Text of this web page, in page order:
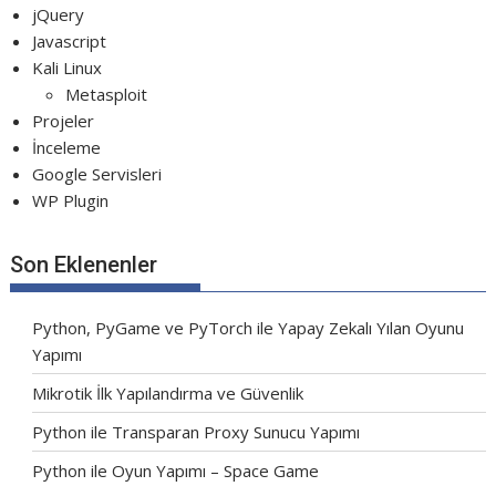
jQuery
Javascript
Kali Linux
Metasploit
Projeler
İnceleme
Google Servisleri
WP Plugin
Son Eklenenler
Python, PyGame ve PyTorch ile Yapay Zekalı Yılan Oyunu
Yapımı
Mikrotik İlk Yapılandırma ve Güvenlik
Python ile Transparan Proxy Sunucu Yapımı
Python ile Oyun Yapımı – Space Game